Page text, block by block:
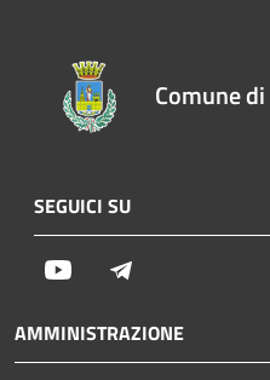
Comune
SEGUICI SU
Youtube
AMMINISTRAZIONE